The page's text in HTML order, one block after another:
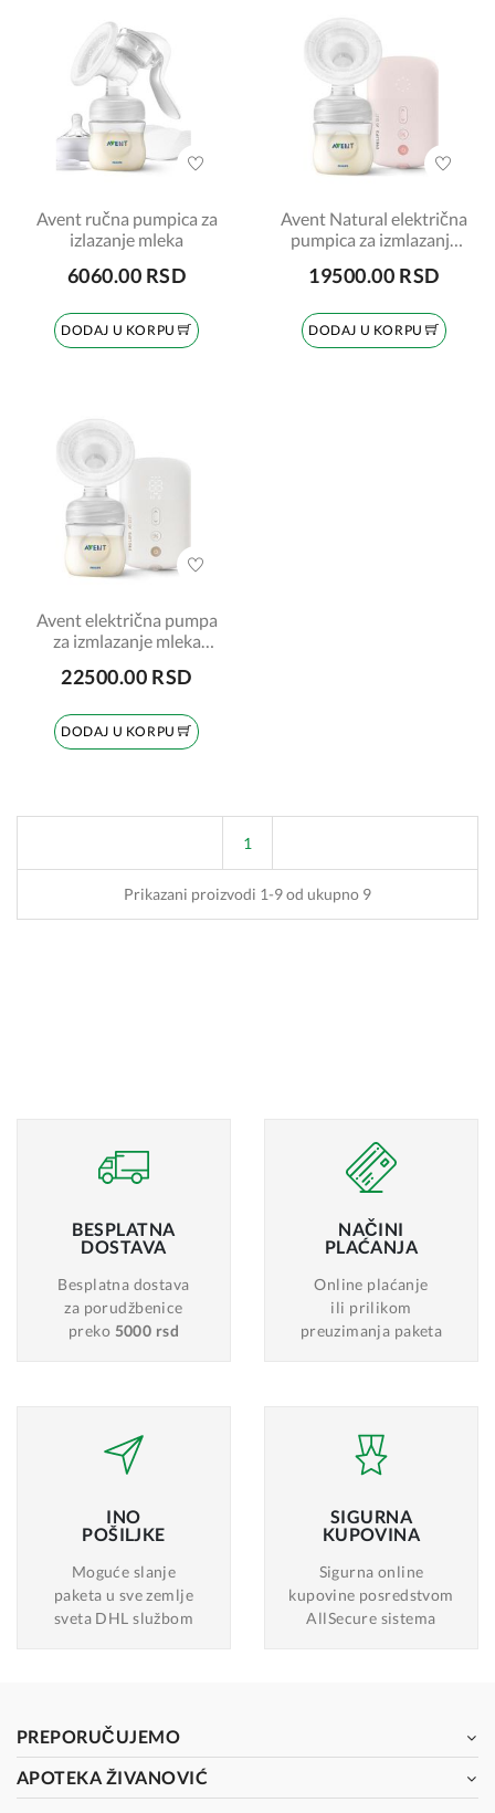
Avent ručna pumpica za
izlazanje mleka
6060.00 RSD
DODAJ U KORPU
Avent Natural električna
pumpica za izmlazanje
19500.00 RSD
DODAJ U KORPU
Avent električna pumpa
za izmlazanje mleka
22500.00 RSD
DODAJ U KORPU
1
Prikazani proizvodi 1-9 od ukupno 9
BESPLATNA
DOSTAVA
Besplatna dostava
za porudžbenice
preko 5000 rsd
NAČINI
PLAĆANJA
Online plaćanje
ili prilikom
preuzimanja paketa
INO
POŠILJKE
Moguće slanje
paketa u sve zemlje
sveta DHL službom
SIGURNA
KUPOVINA
Sigurna online
kupovine posredstvom
AllSecure sistema
PREPORUČUJEMO
APOTEKA ŽIVANOVIĆ